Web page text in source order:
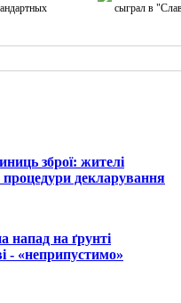
сыграл в
зброї: жителі
декларування
напад на ґрунті
- «неприпустимо»